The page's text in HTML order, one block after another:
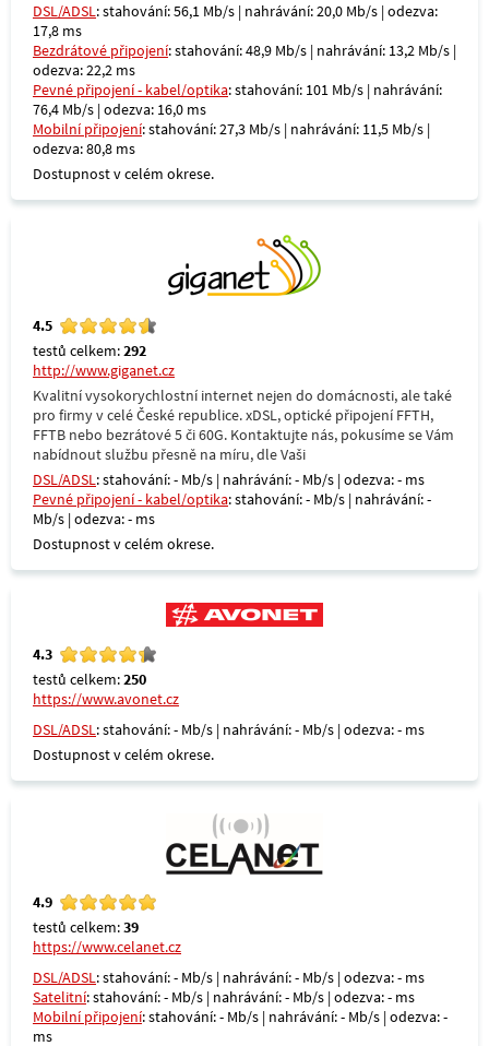
DSL/ADSL: stahování: 56,1 Mb/s | nahrávání: 20,0 Mb/s | odezva:
17,8 ms
Bezdrátové připojení: stahování: 48,9 Mb/s | nahrávání: 13,2 Mb/s |
odezva: 22,2 ms
Pevné připojení - kabel/optika: stahování: 101 Mb/s | nahrávání:
76,4 Mb/s | odezva: 16,0 ms
Mobilní připojení: stahování: 27,3 Mb/s | nahrávání: 11,5 Mb/s |
odezva: 80,8 ms
Dostupnost v celém okrese.
4.5
testů celkem:292
http://www.giganet.cz
Kvalitní vysokorychlostní internet nejen do domácnosti, ale také
pro firmy v celé České republice. xDSL, optické připojení FFTH,
FFTB nebo bezrátové 5 či 60G. Kontaktujte nás, pokusíme se Vám
nabídnout službu přesně na míru, dle Vaši
DSL/ADSL: stahování: - Mb/s | nahrávání: - Mb/s | odezva: - ms
Pevné připojení - kabel/optika: stahování: - Mb/s | nahrávání: -
Mb/s | odezva: - ms
Dostupnost v celém okrese.
4.3
testů celkem:250
https://www.avonet.cz
DSL/ADSL: stahování: - Mb/s | nahrávání: - Mb/s | odezva: - ms
Dostupnost v celém okrese.
4.9
testů celkem:39
https://www.celanet.cz
DSL/ADSL: stahování: - Mb/s | nahrávání: - Mb/s | odezva: - ms
Satelitní: stahování: - Mb/s | nahrávání: - Mb/s | odezva: - ms
Mobilní připojení: stahování: - Mb/s | nahrávání: - Mb/s | odezva: -
ms